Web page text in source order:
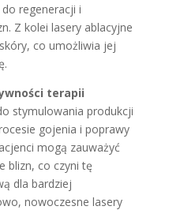
regeneracji i
Z kolei lasery ablacyjne
co umożliwia jej
terapii
stymulowania produkcji
gojenia i poprawy
mogą zauważyć
blizn, co czyni tę
dla bardziej
nowoczesne lasery